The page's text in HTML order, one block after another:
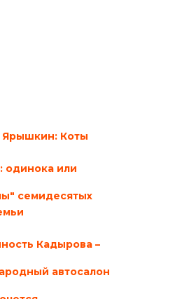
Ярышкин: Коты
одинока или
семидесятых
Кадырова –
автосалон